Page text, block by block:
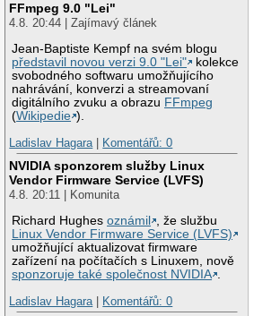
FFmpeg 9.0 "Lei"
4.8. 20:44 | Zajímavý článek
Jean-Baptiste Kempf na svém blogu
představil novou verzi 9.0 "Lei"
kolekce
svobodného softwaru umožňujícího
nahrávání, konverzi a streamovaní
digitálního zvuku a obrazu FFmpeg
(Wikipedie ).
Ladislav Hagara
Komentářů: 0
NVIDIA sponzorem služby Linux
Vendor Firmware Service (LVFS)
4.8. 20:11 | Komunita
Richard Hughesoznámil
, že službu
Linux Vendor Firmware Service (LVFS)
umožňující aktualizovat firmware
zařízení na počítačích s Linuxem, nově
sponzoruje také společnost NVIDIA .
Ladislav Hagara | Komentářů: 0